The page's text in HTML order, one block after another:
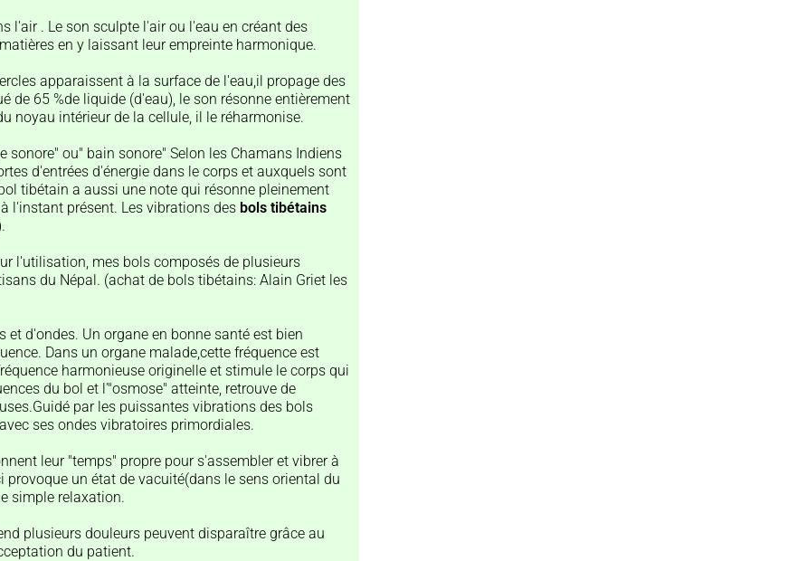
l'air . Le son sculpte l'air ou l'eau en créant des
en y laissant leur empreinte harmonique.
apparaissent à la surface de l'eau,il propage des
de 65 %de liquide (d'eau), le son résonne entièrement
noyau intérieur de la cellule, il le réharmonise.
ou" bain sonore" Selon les Chamans Indiens
d'entrées d'énergie dans le corps et auxquels sont
tibétain a aussi une note qui résonne pleinement
l'instant présent. Les vibrations des bols tibétains
l'utilisation, mes bols composés de plusieurs
du Népal. (achat de bols tibétains: Alain Griet les
d'ondes. Un organe en bonne santé est bien
Dans un organe malade,cette fréquence est
harmonieuse originelle et stimule le corps qui
du bol et l'"osmose" atteinte, retrouve de
par les puissantes vibrations des bols
ses ondes vibratoires primordiales.
leur "temps" propre pour s'assembler et vibrer à
un état de vacuité(dans le sens oriental du
simple relaxation.
plusieurs douleurs peuvent disparaître grâce au
du patient.